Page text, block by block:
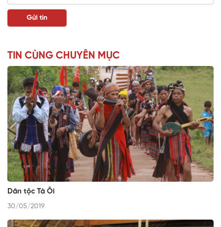
TIN CÙNG CHUYÊN MỤC
Dân tộc Tà Ôi
30/05/2019